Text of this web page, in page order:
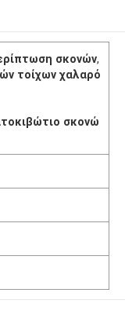
σκονών,
τοίχων χαλαρό
σκονώ